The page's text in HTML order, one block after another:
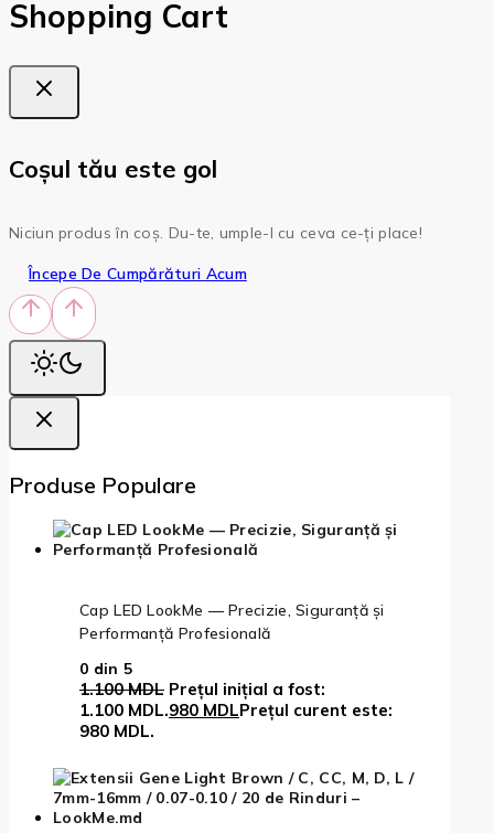
Shopping Cart
Coșul tău este gol
Niciun produs în coș. Du-te, umple-l cu ceva ce-ți place!
Începe De Cumpărături Acum
Produse Populare
Cap LED LookMe — Precizie, Siguranță și
Performanță Profesională
0 din 5
1.100MDL Prețul inițial a fost:
1.100 MDL.980 MDLPrețul curent este:
980 MDL.